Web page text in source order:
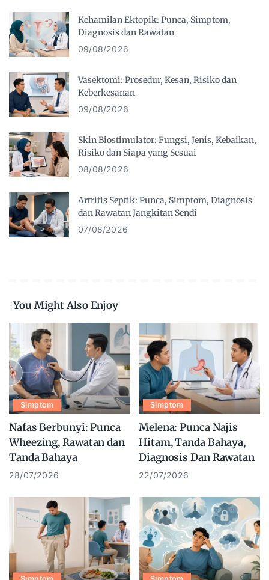
Kehamilan Ektopik: Punca, Simptom,
Diagnosis dan Rawatan
09/08/2026
Vasektomi: Prosedur, Kesan, Risiko dan
Keberkesanan
09/08/2026
Skin Biostimulator: Fungsi, Jenis, Kebaikan,
Risiko dan Siapa yang Sesuai
08/08/2026
Artritis Septik: Punca, Simptom, Diagnosis
dan Rawatan Jangkitan Sendi
07/08/2026
You Might Also Enjoy
Simptom
Nafas Berbunyi: Punca
Wheezing, Rawatan dan
Tanda Bahaya
28/07/2026
Simptom
Melena: Punca Najis
Hitam, Tanda Bahaya,
Diagnosis Dan Rawatan
22/07/2026